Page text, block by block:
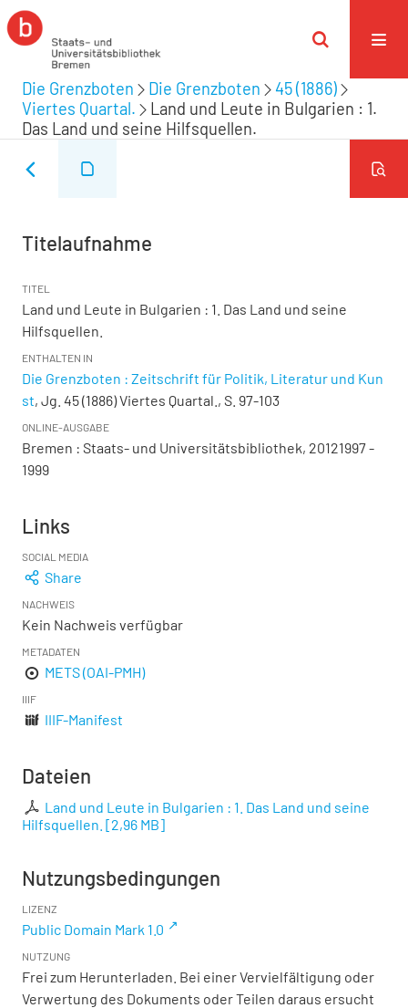
Die Grenzboten Die Grenzboten
45 (1886)
Viertes Quartal.
Land und Leute in Bulgarien : 1.
Das Land und seine Hilfsquellen.
Titelaufnahme
TITEL
Land und Leute in Bulgarien : 1. Das Land und seine
Hilfsquellen.
ENTHALTEN IN
Die Grenzboten : Zeitschrift für Politik, Literatur und Kun
st, Jg. 45 (1886) Viertes Quartal., S. 97-103
ONLINE-AUSGABE
Bremen : Staats- und Universitätsbibliothek, 20121997 -
1999
Links
SOCIAL MEDIA
Share
NACHWEIS
Kein Nachweis verfügbar
METADATEN
METS (OAI-PMH)
IIIF
IIIF-Manifest
Dateien
Land und Leute in Bulgarien : 1. Das Land und seine
Hilfsquellen. [2,96 MB]
Nutzungsbedingungen
LIZENZ
Public Domain Mark 1.0
NUTZUNG
Frei zum Herunterladen. Bei einer Vervielfältigung oder
Verwertung des Dokuments oder Teilen daraus ersucht